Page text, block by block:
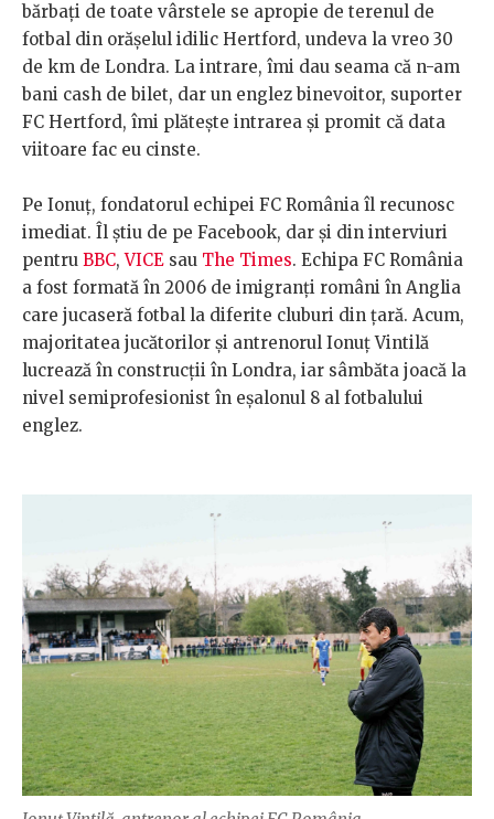
bărbați de toate vârstele se apropie de terenul de
fotbal din orășelul idilic Hertford, undeva la vreo 30
de km de Londra. La intrare, îmi dau seama că n-am
bani cash de bilet, dar un englez binevoitor, suporter
FC Hertford, îmi plătește intrarea și promit că data
viitoare fac eu cinste.
Pe Ionuț, fondatorul echipei FC România îl recunosc
imediat. Îl știu de pe Facebook, dar și din interviuri
pentru BBC,VICE sau The Times. Echipa FC România
a fost formată în 2006 de imigranți români în Anglia
care jucaseră fotbal la diferite cluburi din țară. Acum,
majoritatea jucătorilor și antrenorul Ionuț Vintilă
lucrează în construcții în Londra, iar sâmbăta joacă la
nivel semiprofesionist în eșalonul 8 al fotbalului
englez.